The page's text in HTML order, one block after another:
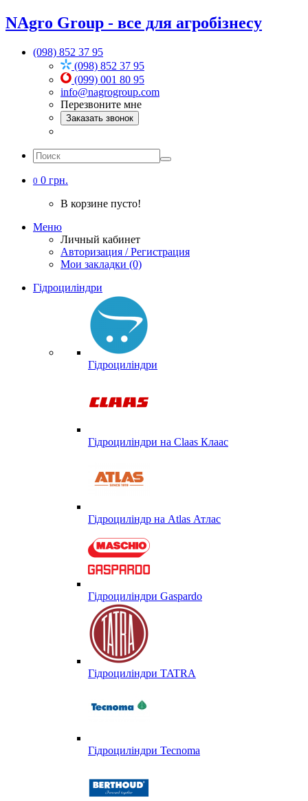
NAgro Group - все для агробізнесу
(098) 852 37 95
(098) 852 37 95
(099) 001 80 95
info@nagrogroup.com
Перезвоните мне
Заказать звонок
0 0 грн.
В корзине пусто!
Меню
Личный кабинет
Авторизация / Регистрация
Мои закладки (0)
Гідроциліндри
Гідроциліндри
Гідроциліндри на Claas Клаас
Гідроциліндр на Atlas Атлас
Гідроциліндри Gaspardo
Гідроциліндри TATRA
Гідроциліндри Tecnoma